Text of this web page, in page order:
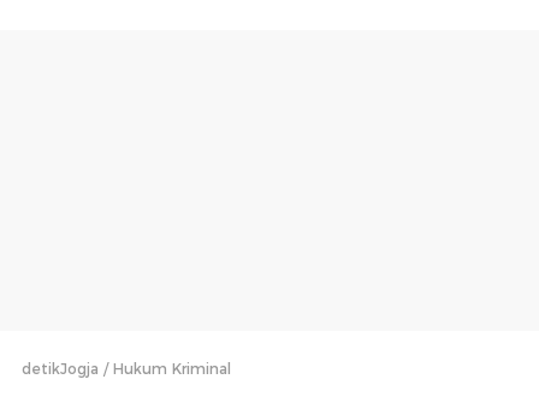
detikJogja Hukum Kriminal